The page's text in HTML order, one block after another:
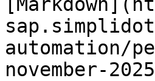
automation/
november-